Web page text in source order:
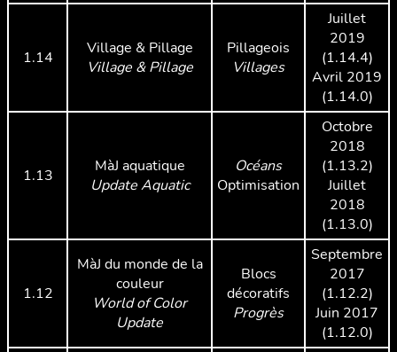
1.14
Village & Pillage
Village & Pillage
Pillageois
Villages
Juillet
2019
(1.14.4)
Avril 2019
(1.14.0)
1.13
MàJ aquatique
Update Aquatic
Océans
Optimisation
Octobre
2018
(1.13.2)
Juillet
2018
(1.13.0)
1.12
MàJ du monde de la
couleur
World of Color
Update
Blocs
décoratifs
Progrès
Septembre
2017
(1.12.2)
Juin 2017
(1.12.0)